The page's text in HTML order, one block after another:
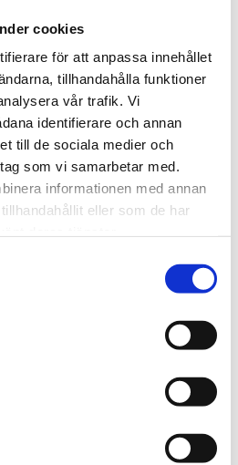
cookies
för att anpassa innehållet
tillhandahålla funktioner
vår trafik. Vi
identifierare och annan
till de sociala medier och
som vi samarbetar med.
informationen med annan
eller som de har
Lagervara
20261270